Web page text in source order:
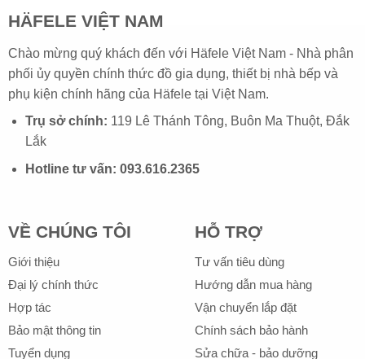
HÄFELE VIỆT NAM
Chào mừng quý khách đến với Häfele Việt Nam - Nhà phân
phối ủy quyền chính thức đồ gia dụng, thiết bị nhà bếp và
phụ kiện chính hãng của Häfeletại Việt Nam.
Trụ sở chính: 119 Lê Thánh Tông, Buôn Ma Thuột, Đắk
Lắk
Hotline tư vấn: 093.616.2365
VỀ CHÚNG TÔI
Giới thiệu
Đại lý chính thức
Hợp tác
Bảo mật thông tin
Tuyển dụng
HỖ TRỢ
Tư vấn tiêu dùng
Hướng dẫn mua hàng
Vận chuyển lắp đặt
Chính sách bảo hành
Sửa chữa - bảo dưỡng